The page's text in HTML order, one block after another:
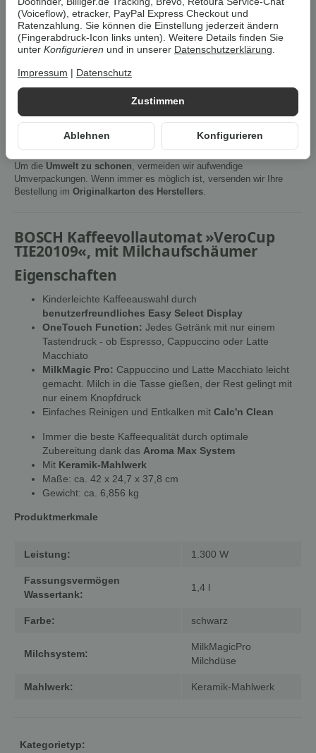
Cookies erlauben
Artikelnummer:
4242005360291Z1
HAN:100366676
Kategorie:Kaffee & Espresso
Beschreibung
Um die Umwelt zu schonen, vermeiden wir aufwendige
Umverpackungen. Wenn immer es möglich ist, versenden wir Ihre
Bestellung im Originalkarton des Herstellers.
BOSCH Kaffeevollautomat »VeroCup
TIE20109«, mit Milchaufschäumer
Eigenschaften
Kinderleichte Kaffeeauswahl durch
benutzerfreundliches Easy Select Display
OneTouch Function: Jedes Getränk mit nur einem
Tastendruck - ob Espresso, Cappuccino oder Latte
Macchiato
MilkMagic Pro: Cappuccino und Latte Macchiato leicht
gemacht. Milch in die Tasse gießen, der Rest gelingt mit
nur einem Knopfdruck
Einfaches Reinigen und Entkalken mit Calc'n Clean
Immer die beste Kaffeequalität durch optimale
Zubereitung dank das Aroma Max System
Mit Keramik-Mahlwerk
Maße: ca. 42 x 24,7 x 37,8 cm
Gewicht: ca. 6,856 kg
Produktmerkmale
Leistung: 1.300 W
Fassungsvermögen
Wassertank:
1,4 l
Farbe: schwarz
Milchsystem:
MilkMagicPro
Milchdüse
Mahlwerk: Keramik-Mahlwerk
Kategorietyp:
Zustimmen
Ablehnen Konfigurieren
(Voiceflow), etracker, PayPal Express Checkout und
Ratenzahlung. Sie können die Einstellung jederzeit ändern
(Fingerabdruck-Icon links unten). Weitere Details finden Sie
unter Konfigurieren und in unserer Datenschutzerklärung.
Impressum Datenschutz